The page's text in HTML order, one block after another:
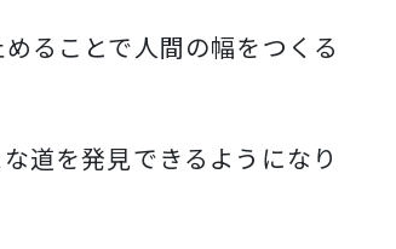
ることで人間の幅をつくる
道を発見できるようになり